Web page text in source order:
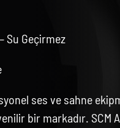
Su Geçirmez
ses ve sahne
bir markadır. SCM